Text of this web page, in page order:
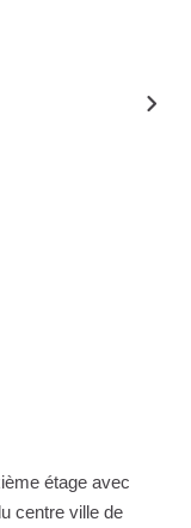
étage avec
centre ville de